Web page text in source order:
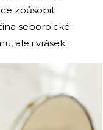
způsobit
seboroické
ale i vrásek.